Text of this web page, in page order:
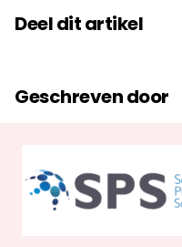
Deel dit artikel
Geschreven door